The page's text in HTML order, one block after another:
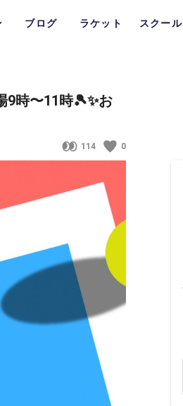
ブログ ラケット スクール
時〜11時🎾✨お
114 0